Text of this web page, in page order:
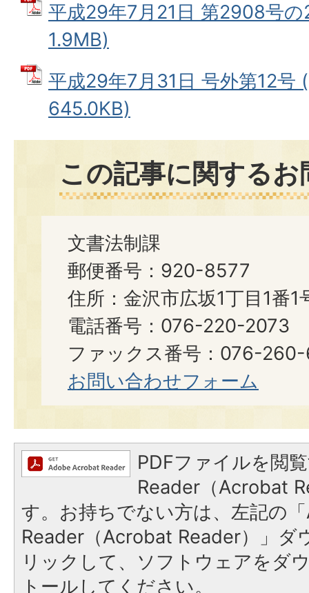
平成29年7月21日 第2908号
1.9MB)
平成29年7月31日 号外第12号
645.0KB)
この記事に関する
文書法制課
郵便番号：920-8577
住所：金沢市広坂1丁目1番1
電話番号：076-220-2073
ファックス番号：076-
お問い合わせフォーム
PDFファイルを閲
Reader（Acrobat
す。お持ちでない方は、左記の
Reader（Acrobat Reader）」ダ
リックして、ソフトウェアをダ
トールしてください。